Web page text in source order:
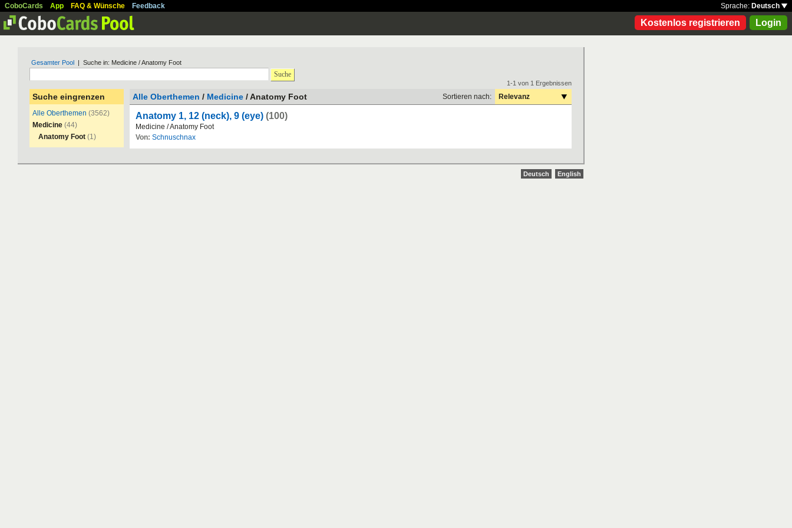
CoboCards App FAQ & Wünsche Feedback Sprache: Deutsch
Kostenlos registrieren Login
Gesamter Pool | Suche in: Medicine / Anatomy Foot
Suche
Suche eingrenzen
Alle Oberthemen (3562)
Medicine (44)
Anatomy Foot (1)
1-1 von 1 Ergebnissen
Alle Oberthemen / Medicine / Anatomy Foot Sortieren nach: Relevanz
Anatomy 1, 12 (neck), 9 (eye) (100)
Medicine /Anatomy Foot
Von: Schnuschnax
Deutsch English